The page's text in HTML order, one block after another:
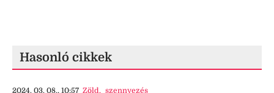
Hasonló cikkek
2024. 03. 08., 10:57 Zöld, szennyezés